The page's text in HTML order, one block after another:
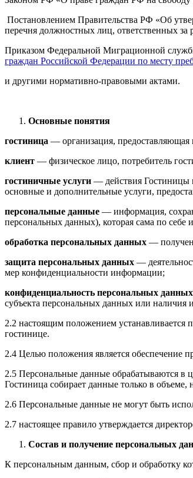
Постановлением Правительства РФ «Об
перечня должностных лиц, ответственных за
Приказом Федеральной Миграционной
граждан Российской Федерации по месту
и другими нормативно-правовыми актами.
Основные понятия
гостиница — организация, предоставляющая
клиент — физическое лицо, потребитель
гостиничные услуги — действия Гостиницы
основные и дополнительные услуги,
персональные данные — информация,
персональных данных), которая сама по
обработка персональных данных —
защита персональных данных —
мер конфиденциальности информации;
конфиденциальность персональных данных
субъекта персональных данных или наличия
2.2 настоящим положением устанавливается
гостинице.
2.4 Целью положения является обеспечение
2.5 Персональные данные обрабатываются в
Гостиница собирает данные только в
2.6 Персональные данные не могут быть
2.7 настоящее правило утверждается
Состав и получение персональных
К персональным данным, сбор и обработку